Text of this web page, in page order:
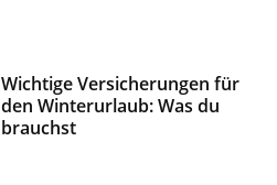
Wichtige Versicherungen für
den Winterurlaub: Was du
brauchst